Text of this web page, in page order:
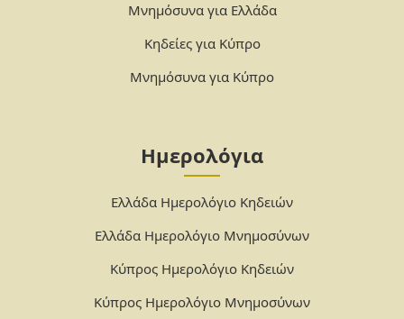
Μνημόσυνα για Ελλάδα
Κηδείες για Κύπρο
Μνημόσυνα για Κύπρο
Ημερολόγια
Ελλάδα Ημερολόγιο Κηδειών
Ελλάδα Ημερολόγιο Μνημοσύνων
Κύπρος Ημερολόγιο Κηδειών
Κύπρος Ημερολόγιο Μνημοσύνων